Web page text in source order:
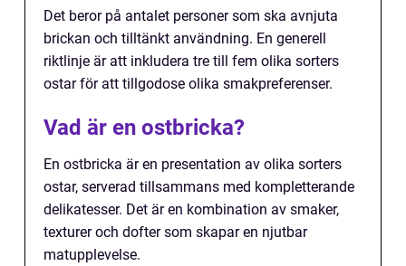
Det beror på antalet personer som ska avnjuta
brickan och tilltänkt användning. En generell
riktlinje är att inkludera tre till fem olika sorters
ostar för att tillgodose olika smakpreferenser.
Vad är en ostbricka?
En ostbricka är en presentation av olika sorters
ostar, serverad tillsammans med kompletterande
delikatesser. Det är en kombination av smaker,
texturer och dofter som skapar en njutbar
matupplevelse.